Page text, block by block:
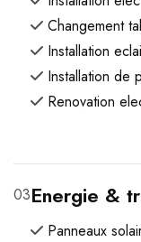
Changement
Installation
Installation de
Renovation
03Energie &
Panneaux